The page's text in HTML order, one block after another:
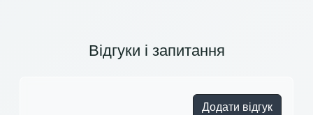
Відгуки і запитання
Додати відгук